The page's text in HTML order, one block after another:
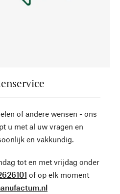
of andere wensen - ons
u met al uw vragen en
en vakkundig.
tot en met vrijdag onder
of op elk moment